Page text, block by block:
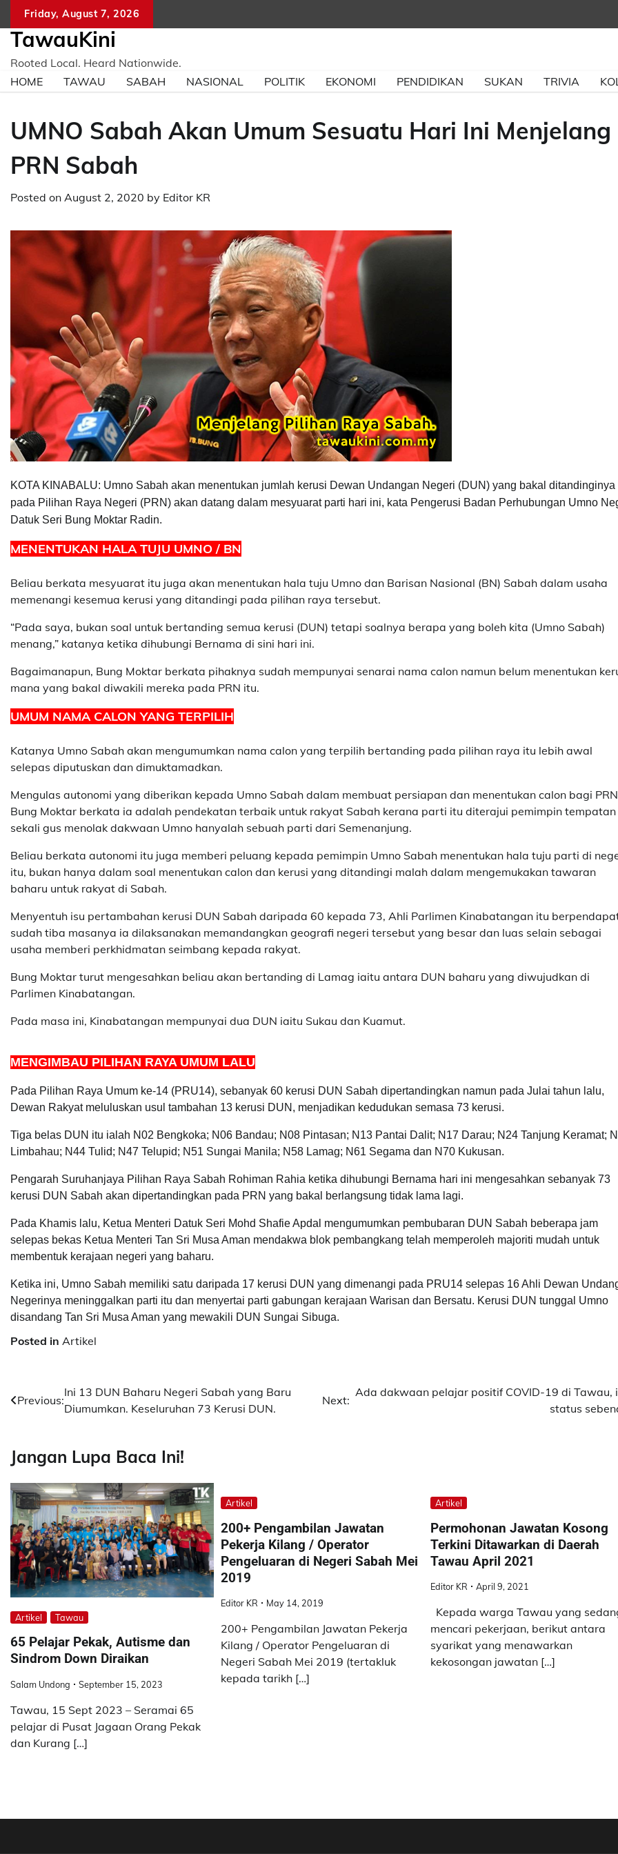
content
Friday, August 7, 2026
TawauKini
Rooted Local. Heard Nationwide.
HOME
TAWAU SABAH NASIONAL POLITIK EKONOMI PENDIDIKAN SUKAN TRIVIA
UMNO Sabah Akan Umum Sesuatu Hari Ini Menjelang
PRN Sabah
Posted on August 2, 2020 by Editor KR
KOTA KINABALU: Umno Sabah akan menentukan jumlah kerusi Dewan Undangan Negeri (DUN) yang bakal ditandinginya
pada Pilihan Raya Negeri (PRN) akan datang dalam mesyuarat parti hari ini, kata Pengerusi Badan Perhubungan Umno
Datuk Seri Bung Moktar Radin.
MENENTUKAN HALA TUJU UMNO / BN
Beliau berkata mesyuarat itu juga akan menentukan hala tuju Umno dan Barisan Nasional (BN) Sabah dalam usaha
memenangi kesemua kerusi yang ditandingi pada pilihan raya tersebut.
“Pada saya, bukan soal untuk bertanding semua kerusi (DUN) tetapi soalnya berapa yang boleh kita (Umno Sabah)
menang,” katanya ketika dihubungi Bernama di sini hari ini.
Bagaimanapun, Bung Moktar berkata pihaknya sudah mempunyai senarai nama calon namun belum menentukan
mana yang bakal diwakili mereka pada PRN itu.
UMUM NAMA CALON YANG TERPILIH
Katanya Umno Sabah akan mengumumkan nama calon yang terpilih bertanding pada pilihan raya itu lebih awal
selepas diputuskan dan dimuktamadkan.
Mengulas autonomi yang diberikan kepada Umno Sabah dalam membuat persiapan dan menentukan calon bagi
Bung Moktar berkata ia adalah pendekatan terbaik untuk rakyat Sabah kerana parti itu diterajui pemimpin tempatan
sekali gus menolak dakwaan Umno hanyalah sebuah parti dari Semenanjung.
Beliau berkata autonomi itu juga memberi peluang kepada pemimpin Umno Sabah menentukan hala tuju parti di
itu, bukan hanya dalam soal menentukan calon dan kerusi yang ditandingi malah dalam mengemukakan tawaran
baharu untuk rakyat di Sabah.
Menyentuh isu pertambahan kerusi DUN Sabah daripada 60 kepada 73, Ahli Parlimen Kinabatangan itu
sudah tiba masanya ia dilaksanakan memandangkan geografi negeri tersebut yang besar dan luas selain sebagai
usaha memberi perkhidmatan seimbang kepada rakyat.
Bung Moktar turut mengesahkan beliau akan bertanding di Lamag iaitu antara DUN baharu yang diwujudkan di
Parlimen Kinabatangan.
Pada masa ini, Kinabatangan mempunyai dua DUN iaitu Sukau dan Kuamut.
MENGIMBAU PILIHAN RAYA UMUM LALU
Pada Pilihan Raya Umum ke-14 (PRU14), sebanyak 60 kerusi DUN Sabah dipertandingkan namun pada Julai tahun lalu,
Dewan Rakyat meluluskan usul tambahan 13 kerusi DUN, menjadikan kedudukan semasa 73 kerusi.
Tiga belas DUN itu ialah N02 Bengkoka; N06 Bandau; N08 Pintasan; N13 Pantai Dalit; N17 Darau; N24 Tanjung Keramat;
Limbahau; N44 Tulid; N47 Telupid; N51 Sungai Manila; N58 Lamag; N61 Segama dan N70 Kukusan.
Pengarah Suruhanjaya Pilihan Raya Sabah Rohiman Rahia ketika dihubungi Bernama hari ini mengesahkan sebanyak 73
kerusi DUN Sabah akan dipertandingkan pada PRN yang bakal berlangsung tidak lama lagi.
Pada Khamis lalu, Ketua Menteri Datuk Seri Mohd Shafie Apdal mengumumkan pembubaran DUN Sabah beberapa jam
selepas bekas Ketua Menteri Tan Sri Musa Aman mendakwa blok pembangkang telah memperoleh majoriti mudah untuk
membentuk kerajaan negeri yang baharu.
Ketika ini, Umno Sabah memiliki satu daripada 17 kerusi DUN yang dimenangi pada PRU14 selepas 16 Ahli Dewan
Negerinya meninggalkan parti itu dan menyertai parti gabungan kerajaan Warisan dan Bersatu. Kerusi DUN tunggal Umno
disandang Tan Sri Musa Aman yang mewakili DUN Sungai Sibuga.
Posted in Artikel
Post
Previous:
Ini 13 DUN Baharu Negeri Sabah yang Baru
Diumumkan. Keseluruhan 73 Kerusi DUN.
Next:
Ada dakwaan pelajar positif COVID-19 di Tawau,
status
Jangan Lupa Baca Ini!
Artikel Tawau
65 Pelajar Pekak, Autisme dan
Sindrom Down Diraikan
Salam Undong September 15, 2023
Tawau, 15 Sept 2023 – Seramai 65
pelajar di Pusat Jagaan Orang Pekak
dan Kurang […]
Artikel
200+ Pengambilan Jawatan
Pekerja Kilang / Operator
Pengeluaran di Negeri Sabah Mei
2019
Editor KR May 14, 2019
200+ Pengambilan Jawatan Pekerja
Kilang / Operator Pengeluaran di
Negeri Sabah Mei 2019 (tertakluk
kepada tarikh […]
Artikel
Permohonan Jawatan Kosong
Terkini Ditawarkan di Daerah
Tawau April 2021
Editor KR April 9, 2021
Kepada warga Tawau yang
mencari pekerjaan, berikut antara
syarikat yang menawarkan
kekosongan jawatan […]